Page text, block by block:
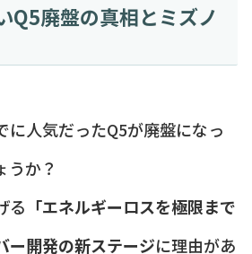
Q5廃盤の真相とミズノ
に人気だったQ5が廃盤になっ
うか？
る 「エネルギーロスを極限まで
ー開発の新ステージに理由があ